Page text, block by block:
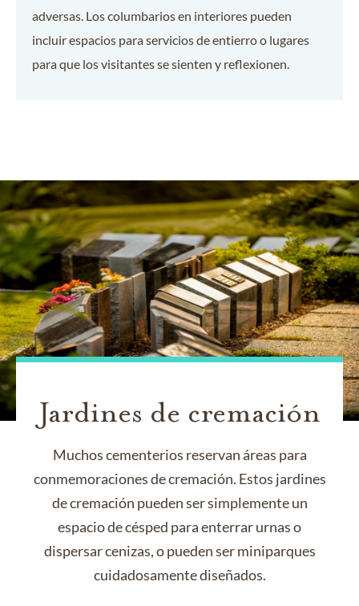
adversas. Los columbarios en interiores pueden
incluir espacios para servicios de entierro o lugares
para que los visitantes se sienten y reflexionen.
Jardines de cremación
Muchos cementerios reservan áreas para
conmemoraciones de cremación. Estos jardines
de cremación pueden ser simplemente un
espacio de césped para enterrar urnas o
dispersar cenizas, o pueden ser miniparques
cuidadosamente diseñados.